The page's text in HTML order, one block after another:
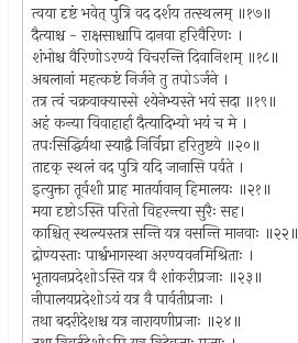
त्वया दृष्टं भवेत् पुत्रि वद दर्शय तत्स्थलम् ॥१७॥
दैत्याश्च - राक्षसाश्चापि दानवा हरिवैरिणः ।
शंभोश्च वैरिणोऽरण्ये विचरन्ति दिवानिशम् ॥१८॥
अबलानां महत्कष्टं निर्जने तु तपोऽर्जने ।
तत्र त्वं चक्रवाक्यास्से श्येनेभ्यस्ते भयं सदा ॥१९॥
अहं कन्या विवाहार्हा दैत्यादिभ्यो भयं च मे ।
तपःसिद्धिर्यथा स्याद्वै निर्विघ्ना हरितुष्टये ॥२०॥
तादृक् स्थलं वद पुत्रि यदि जानासि पर्वते ।
इत्युक्ता तूर्वशी प्राह मातर्यावान् हिमालयः ॥२१॥
मया दृष्टोऽस्ति परितो विहरन्त्या सुरैः सह।
काश्चित् स्थल्यस्तत्र सन्ति यत्र वसन्ति मानवाः ॥२२॥
द्रोण्यस्ताः पार्श्वभागस्था अरण्यवनमिश्रिताः ।
भूतायनप्रदेशोऽस्ति यत्र वै शांकरीप्रजाः ॥२३॥
नीपालयप्रदेशोऽयं यत्र वै पार्वतीप्रजाः ।
तथा बदरीदेशश्च यत्र नारायणीप्रजाः ॥२४॥